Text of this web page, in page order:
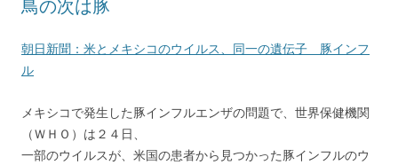
鳥の次は豚
朝日新聞：米とメキシコのウイルス、同一の遺伝子 豚インフ
ル
メキシコで発生した豚インフルエンザの問題で、世界保健機関
（ＷＨＯ）は２４日、
一部のウイルスが、米国の患者から見つかった豚インフルのウ